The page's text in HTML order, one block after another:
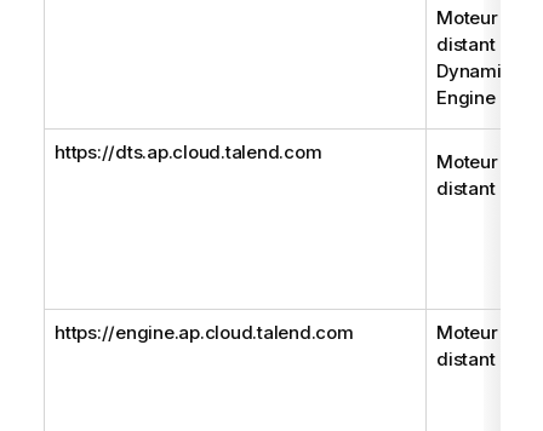
Moteur
distant
Dynamic
Engine
https://dts.ap.cloud.talend.com
Moteur
distant
https://engine.ap.cloud.talend.com
Moteur
distant